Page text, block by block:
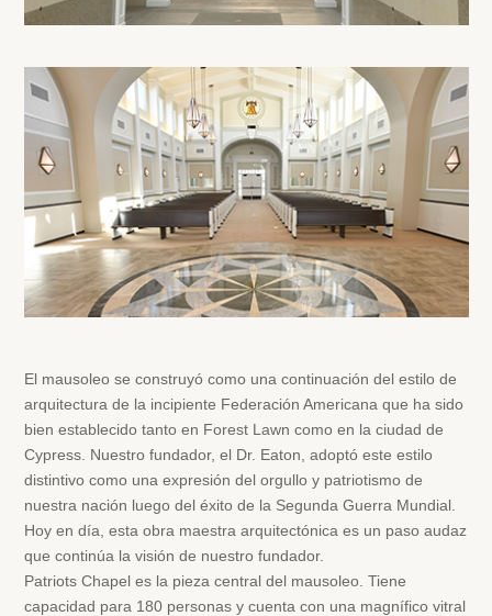
El mausoleo se construyó como una continuación del estilo de
arquitectura de la incipiente Federación Americana que ha sido
bien establecido tanto en Forest Lawn como en la ciudad de
Cypress. Nuestro fundador, el Dr. Eaton, adoptó este estilo
distintivo como una expresión del orgullo y patriotismo de
nuestra nación luego del éxito de la Segunda Guerra Mundial.
Hoy en día, esta obra maestra arquitectónica es un paso audaz
que continúa la visión de nuestro fundador.
Patriots Chapel es la pieza central del mausoleo. Tiene
capacidad para 180 personas y cuenta con una magnífico vitral